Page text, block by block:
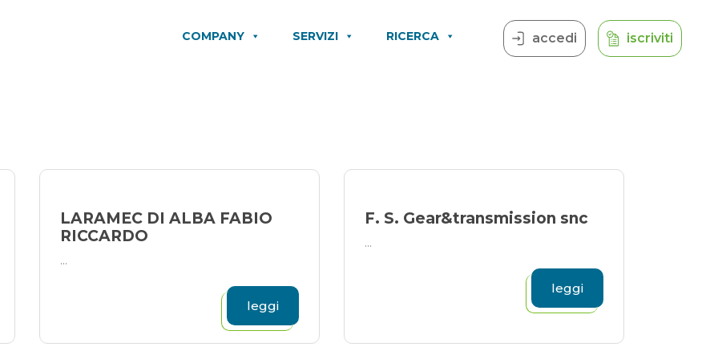
COMPANY SERVIZI RICERCA accedi iscriviti
LARAMEC DI ALBA FABIO
RICCARDO
...
leggi
F. S. Gear&transmission snc
...
leggi